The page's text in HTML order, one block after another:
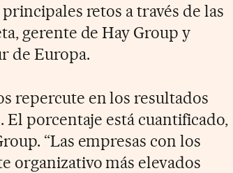
retos a través de las
gerente de Hay Group y
de Europa.
repercute en los resultados
porcentaje está cuantificado,
“Las empresas con los
organizativo más elevados